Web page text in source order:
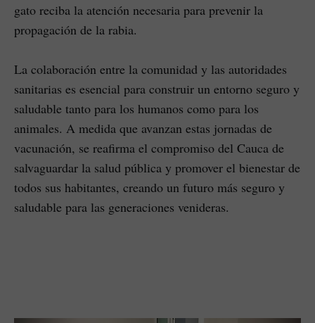
gato reciba la atención necesaria para prevenir la
propagación de la rabia.
La colaboración entre la comunidad y las autoridades
sanitarias es esencial para construir un entorno seguro y
saludable tanto para los humanos como para los
animales. A medida que avanzan estas jornadas de
vacunación, se reafirma el compromiso del Cauca de
salvaguardar la salud pública y promover el bienestar de
todos sus habitantes, creando un futuro más seguro y
saludable para las generaciones venideras.